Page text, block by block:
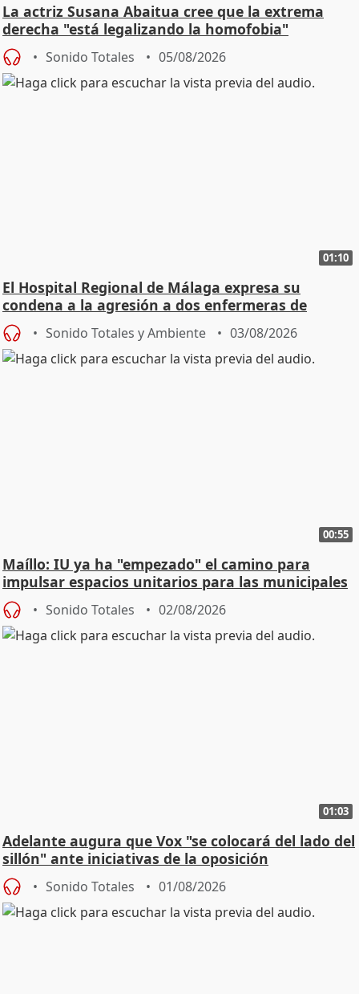
La actriz Susana Abaitua cree que la extrema
derecha "está legalizando la homofobia"
Sonido Totales 05/08/2026
01:10
El Hospital Regional de Málaga expresa su
condena a la agresión a dos enfermeras de
Urgencias
Sonido Totales y Ambiente 03/08/2026
00:55
Maíllo: IU ya ha "empezado" el camino para
impulsar espacios unitarios para las municipales
Sonido Totales 02/08/2026
01:03
Adelante augura que Vox "se colocará del lado del
sillón" ante iniciativas de la oposición
Sonido Totales 01/08/2026